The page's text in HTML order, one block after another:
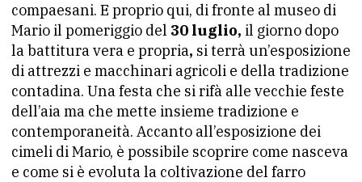
compaesani. E proprio qui, di fronte al museo di
Mario il pomeriggio del 30 luglio, il giorno dopo
la battitura vera e propria, si terrà un’esposizione
di attrezzi e macchinari agricoli e della tradizione
contadina. Una festa che si rifà alle vecchie feste
dell’aia ma che mette insieme tradizione e
contemporaneità. Accanto all’esposizione dei
cimeli di Mario, è possibile scoprire come nasceva
e come si è evoluta la coltivazione del farro